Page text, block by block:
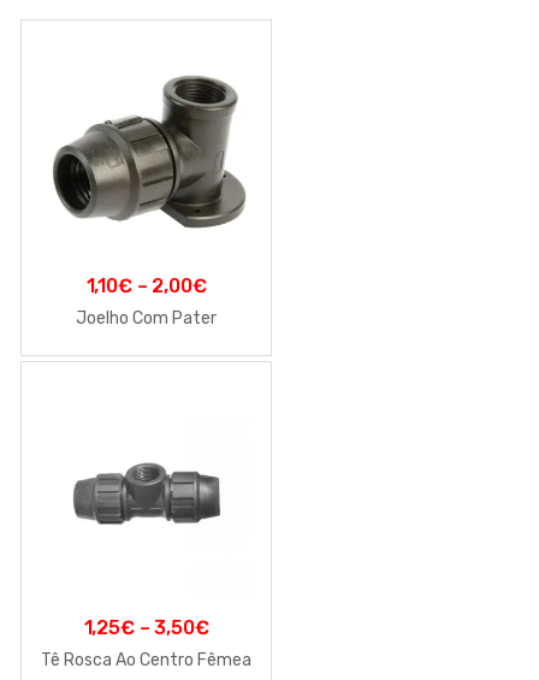
1,10€– 2,00€
Joelho Com Pater
1,25€–3,50€
Tê Rosca Ao Centro Fêmea